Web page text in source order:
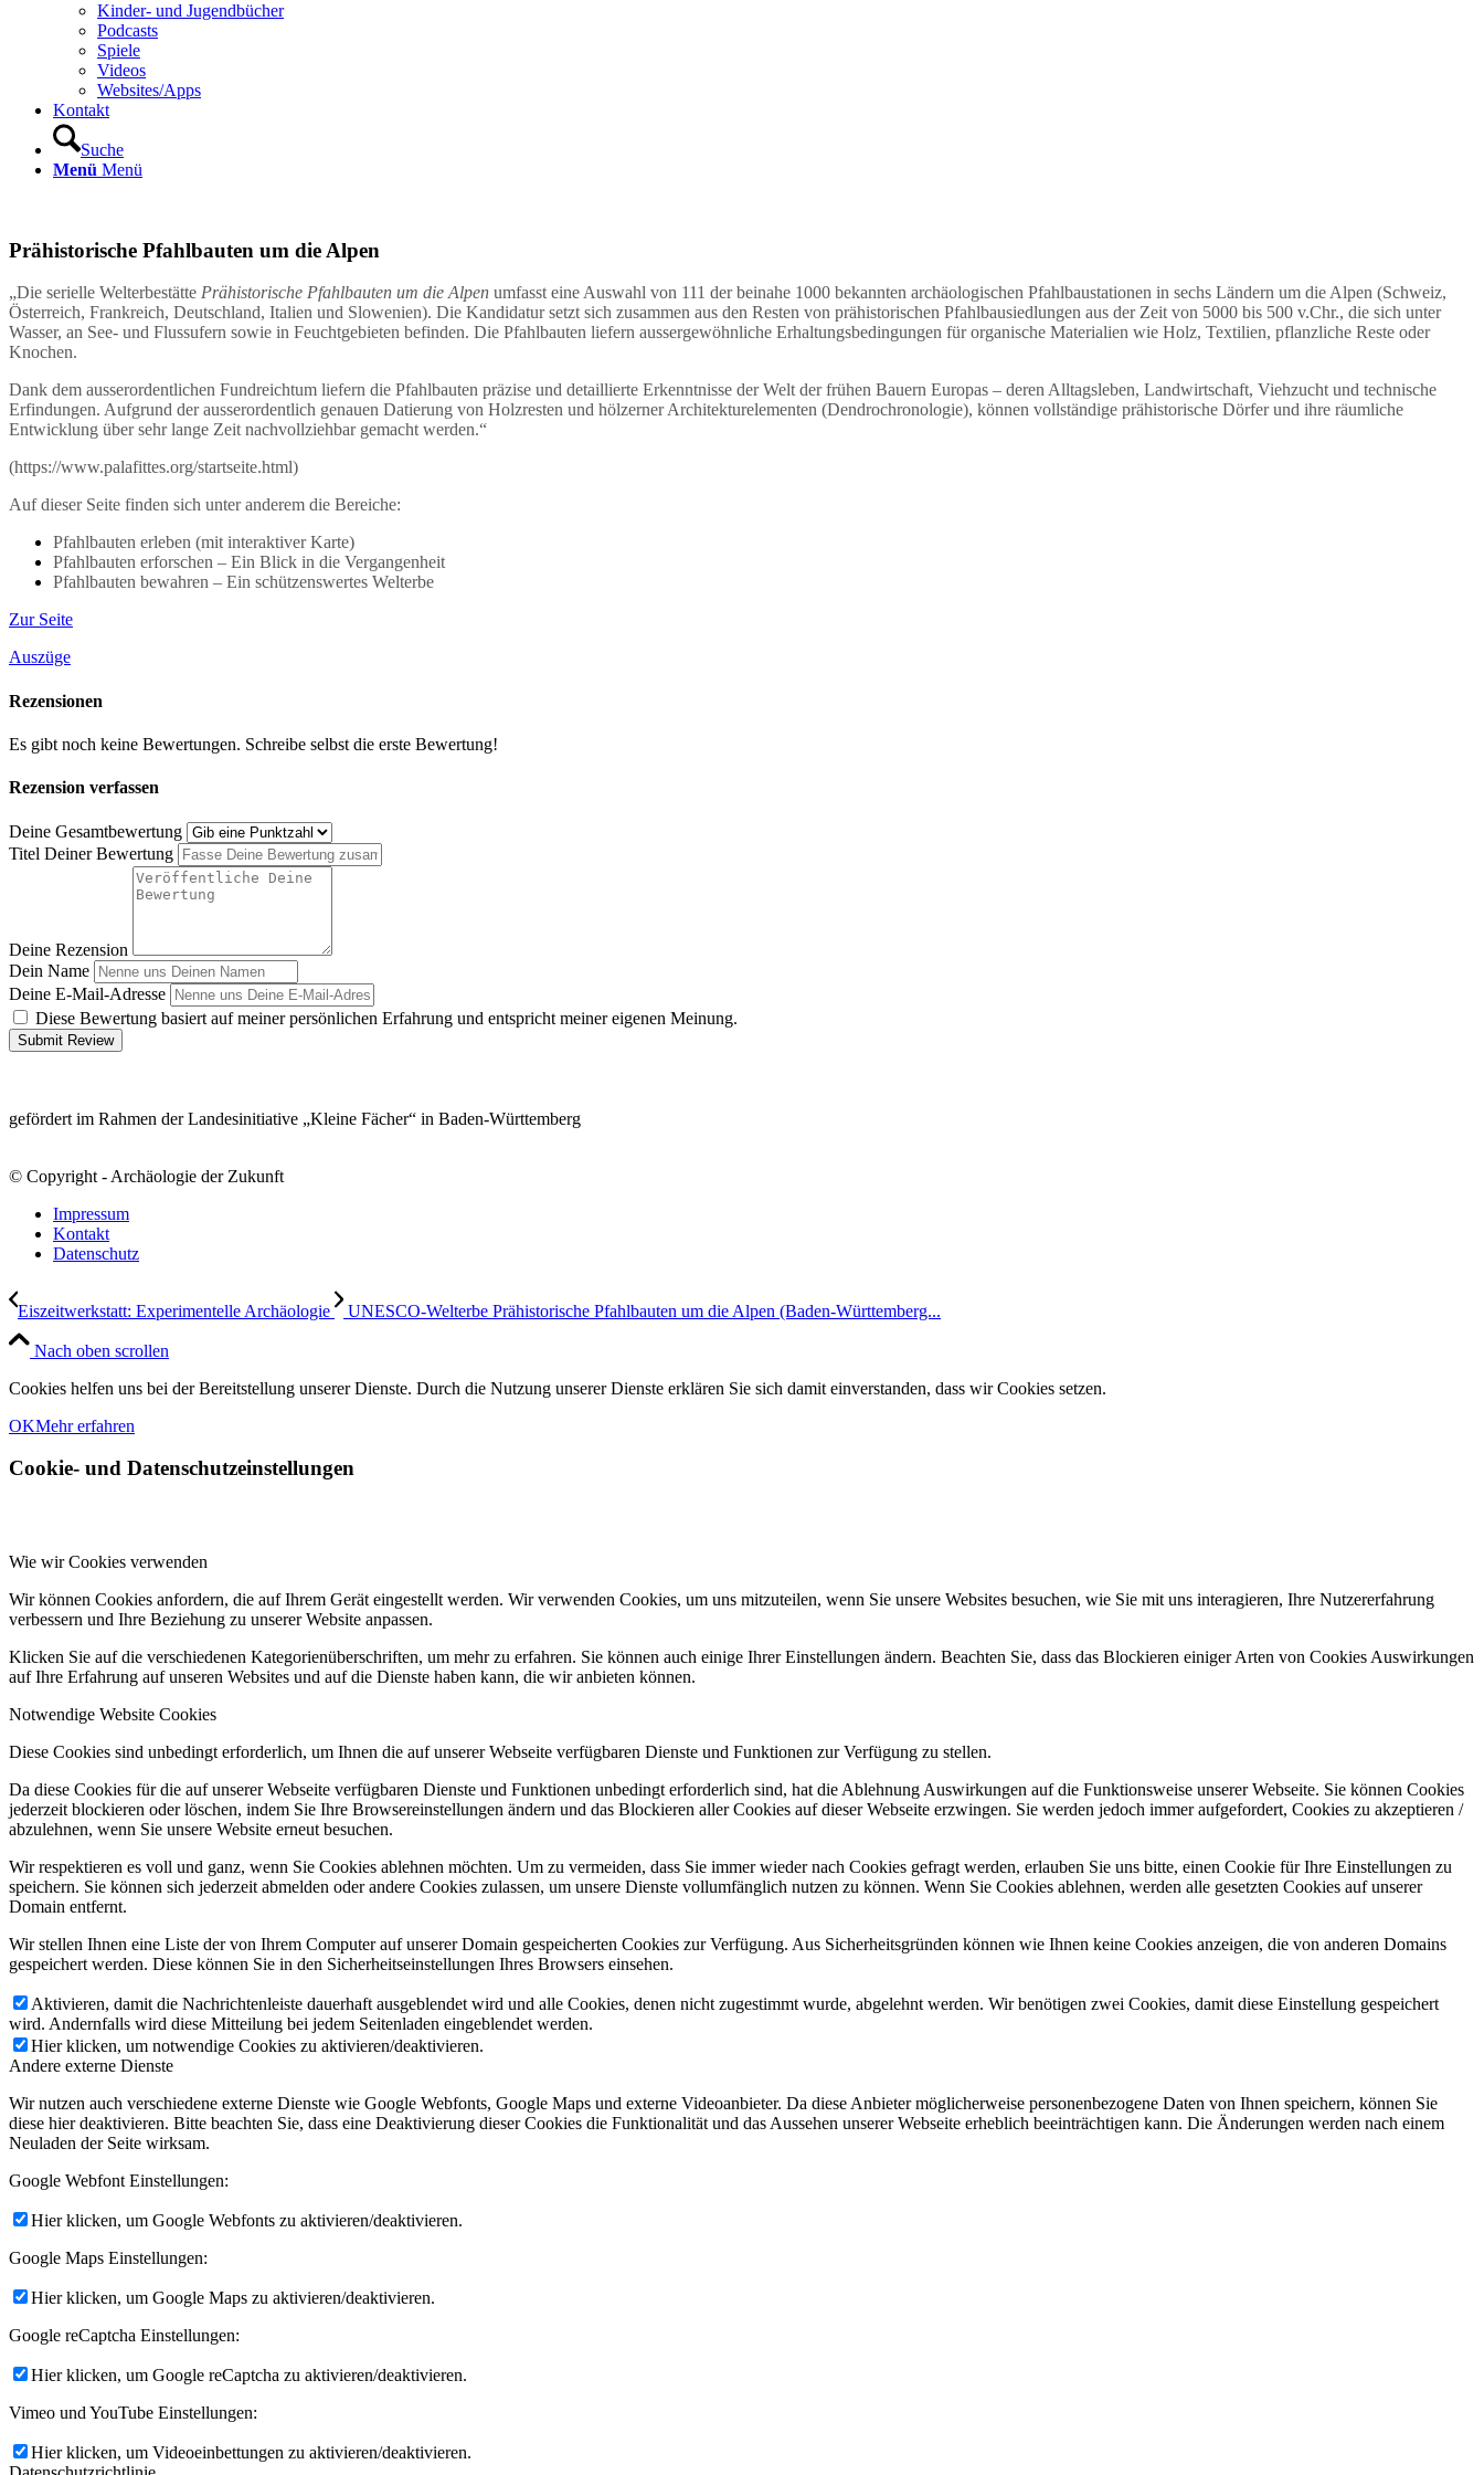
Kinder- und Jugendbücher
Podcasts
Spiele
Videos
Websites/Apps
Kontakt
Suche
Menü Menü
Prähistorische Pfahlbauten um die Alpen
„Die serielle Welterbestätte Prähistorische Pfahlbauten um die Alpen umfasst eine Auswahl von 111 der beinahe 1000 bekannten archäologischen Pfahlbaustationen in sechs Ländern um die Alpen (Schweiz,
Österreich, Frankreich, Deutschland, Italien und Slowenien). Die Kandidatur setzt sich zusammen aus den Resten von prähistorischen Pfahlbausiedlungen aus der Zeit von 5000 bis 500 v.Chr., die sich unter
Wasser, an See- und Flussufern sowie in Feuchtgebieten befinden. Die Pfahlbauten liefern aussergewöhnliche Erhaltungsbedingungen für organische Materialien wie Holz, Textilien, pflanzliche Reste oder
Knochen.
Dank dem ausserordentlichen Fundreichtum liefern die Pfahlbauten präzise und detaillierte Erkenntnisse der Welt der frühen Bauern Europas – deren Alltagsleben, Landwirtschaft, Viehzucht und technische
Erfindungen. Aufgrund der ausserordentlich genauen Datierung von Holzresten und hölzerner Architekturelementen (Dendrochronologie), können vollständige prähistorische Dörfer und ihre räumliche
Entwicklung über sehr lange Zeit nachvollziehbar gemacht werden.“
(https://www.palafittes.org/startseite.html)
Auf dieser Seite finden sich unter anderem die Bereiche:
Pfahlbauten erleben (mit interaktiver Karte)
Pfahlbauten erforschen – Ein Blick in die Vergangenheit
Pfahlbauten bewahren – Ein schützenswertes Welterbe
Zur Seite
Auszüge
Rezensionen
Es gibt noch keine Bewertungen. Schreibe selbst die erste Bewertung!
Rezension verfassen
Deine Gesamtbewertung
Titel Deiner Bewertung
Deine Rezension
Dein Name
Deine E-Mail-Adresse
Diese Bewertung basiert auf meiner persönlichen Erfahrung und entspricht meiner eigenen Meinung.
Submit Review
gefördert im Rahmen der Landesinitiative „Kleine Fächer“ in Baden-Württemberg
© Copyright - Archäologie der Zukunft
Impressum
Kontakt
Datenschutz
Eiszeitwerkstatt: Experimentelle Archäologie UNESCO-Welterbe Prähistorische Pfahlbauten um die Alpen (Baden-Württemberg...
Nach oben scrollen
Cookies helfen uns bei der Bereitstellung unserer Dienste. Durch die Nutzung unserer Dienste erklären Sie sich damit einverstanden, dass wir Cookies setzen.
OKMehr erfahren
Cookie- und Datenschutzeinstellungen
Wie wir Cookies verwenden
Wir können Cookies anfordern, die auf Ihrem Gerät eingestellt werden. Wir verwenden Cookies, um uns mitzuteilen, wenn Sie unsere Websites besuchen, wie Sie mit uns interagieren, Ihre Nutzererfahrung
verbessern und Ihre Beziehung zu unserer Website anpassen.
Klicken Sie auf die verschiedenen Kategorienüberschriften, um mehr zu erfahren. Sie können auch einige Ihrer Einstellungen ändern. Beachten Sie, dass das Blockieren einiger Arten von Cookies Auswirkungen
auf Ihre Erfahrung auf unseren Websites und auf die Dienste haben kann, die wir anbieten können.
Notwendige Website Cookies
Diese Cookies sind unbedingt erforderlich, um Ihnen die auf unserer Webseite verfügbaren Dienste und Funktionen zur Verfügung zu stellen.
Da diese Cookies für die auf unserer Webseite verfügbaren Dienste und Funktionen unbedingt erforderlich sind, hat die Ablehnung Auswirkungen auf die Funktionsweise unserer Webseite. Sie können Cookies
jederzeit blockieren oder löschen, indem Sie Ihre Browsereinstellungen ändern und das Blockieren aller Cookies auf dieser Webseite erzwingen. Sie werden jedoch immer aufgefordert, Cookies zu akzeptieren /
abzulehnen, wenn Sie unsere Website erneut besuchen.
Wir respektieren es voll und ganz, wenn Sie Cookies ablehnen möchten. Um zu vermeiden, dass Sie immer wieder nach Cookies gefragt werden, erlauben Sie uns bitte, einen Cookie für Ihre Einstellungen zu
speichern. Sie können sich jederzeit abmelden oder andere Cookies zulassen, um unsere Dienste vollumfänglich nutzen zu können. Wenn Sie Cookies ablehnen, werden alle gesetzten Cookies auf unserer
Domain entfernt.
Wir stellen Ihnen eine Liste der von Ihrem Computer auf unserer Domain gespeicherten Cookies zur Verfügung. Aus Sicherheitsgründen können wie Ihnen keine Cookies anzeigen, die von anderen Domains
gespeichert werden. Diese können Sie in den Sicherheitseinstellungen Ihres Browsers einsehen.
Aktivieren, damit die Nachrichtenleiste dauerhaft ausgeblendet wird und alle Cookies, denen nicht zugestimmt wurde, abgelehnt werden. Wir benötigen zwei Cookies, damit diese Einstellung gespeichert
wird. Andernfalls wird diese Mitteilung bei jedem Seitenladen eingeblendet werden.
Hier klicken, um notwendige Cookies zu aktivieren/deaktivieren.
Andere externe Dienste
Wir nutzen auch verschiedene externe Dienste wie Google Webfonts, Google Maps und externe Videoanbieter. Da diese Anbieter möglicherweise personenbezogene Daten von Ihnen speichern, können Sie
diese hier deaktivieren. Bitte beachten Sie, dass eine Deaktivierung dieser Cookies die Funktionalität und das Aussehen unserer Webseite erheblich beeinträchtigen kann. Die Änderungen werden nach einem
Neuladen der Seite wirksam.
Google Webfont Einstellungen:
Hier klicken, um Google Webfonts zu aktivieren/deaktivieren.
Google Maps Einstellungen:
Hier klicken, um Google Maps zu aktivieren/deaktivieren.
Google reCaptcha Einstellungen:
Hier klicken, um Google reCaptcha zu aktivieren/deaktivieren.
Vimeo und YouTube Einstellungen:
Hier klicken, um Videoeinbettungen zu aktivieren/deaktivieren.